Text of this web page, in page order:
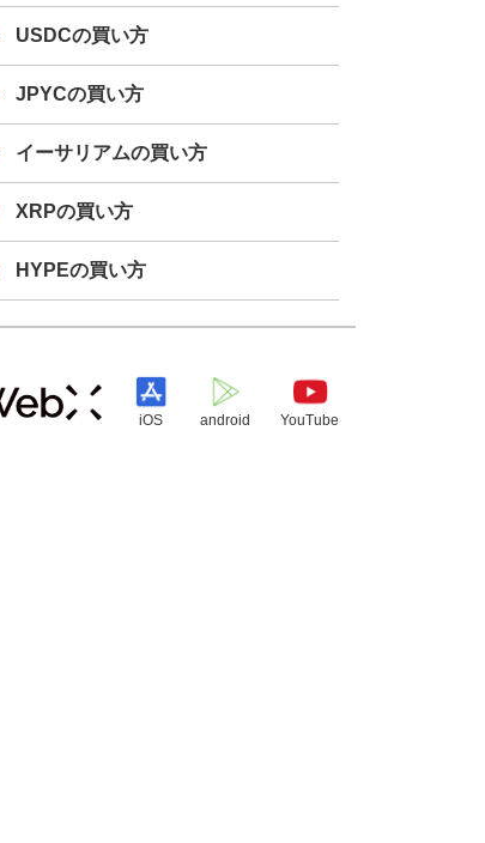
USDCの買い方
JPYCの買い方
イーサリアムの買い方
XRPの買い方
HYPEの買い方
iOS android YouTube